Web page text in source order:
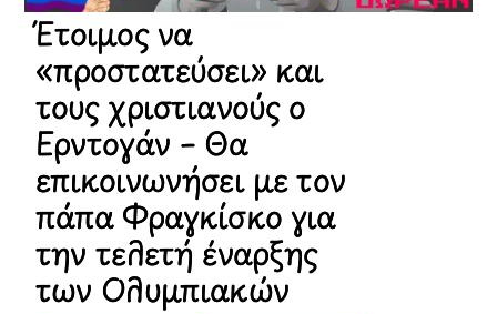
Έτοιμος να
«προστατεύσει» και
τους χριστιανούς ο
Ερντογάν – Θα
επικοινωνήσει με τον
πάπα Φραγκίσκο για
την τελετή έναρξης
των Ολυμπιακών